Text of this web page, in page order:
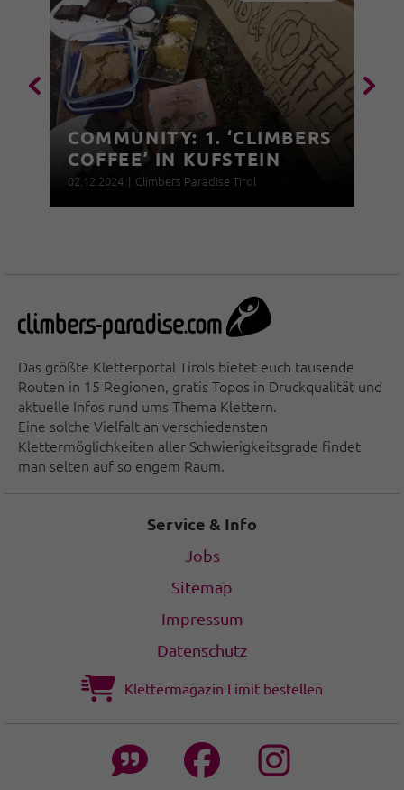
COMMUNITY: 1. ‘CLIMBERS
COFFEE’ IN KUFSTEIN
02.12.2024 | Climbers Paradise Tirol
Das größte Kletterportal Tirols bietet euch tausende
Routen in 15 Regionen, gratis Topos in Druckqualität und
aktuelle Infos rund ums Thema Klettern.
Eine solche Vielfalt an verschiedensten
Klettermöglichkeiten aller Schwierigkeitsgrade findet
man selten auf so engem Raum.
Service & Info
Jobs
Sitemap
Impressum
Datenschutz
Klettermagazin Limit bestellen